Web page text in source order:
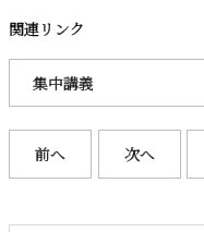
関連リンク
集中講義
前へ 次へ